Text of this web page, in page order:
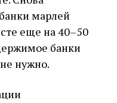
марлей
еще на 40–50
банки
нужно.